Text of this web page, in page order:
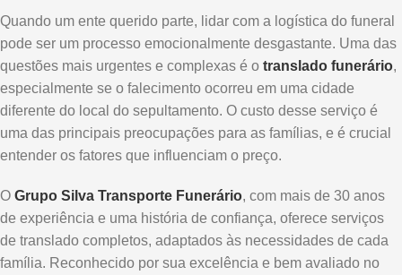
Quando um ente querido parte, lidar com a logística do funeral
pode ser um processo emocionalmente desgastante. Uma das
questões mais urgentes e complexas é o translado funerário,
especialmente se o falecimento ocorreu em uma cidade
diferente do local do sepultamento. O custo desse serviço é
uma das principais preocupações para as famílias, e é crucial
entender os fatores que influenciam o preço.
O Grupo Silva Transporte Funerário, com mais de 30 anos
de experiência e uma história de confiança, oferece serviços
de translado completos, adaptados às necessidades de cada
família. Reconhecido por sua excelência e bem avaliado no